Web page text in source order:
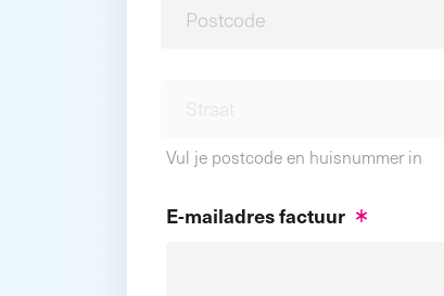
Vul je postcode en huisnummer in
E-mailadres factuur